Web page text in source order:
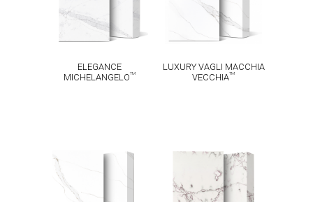
ELEGANCE
MICHELANGELOTM
LUXURY VAGLI MACCHIA
VECCHIATM
ICE VIOLATM